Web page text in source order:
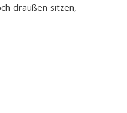
draußen sitzen,